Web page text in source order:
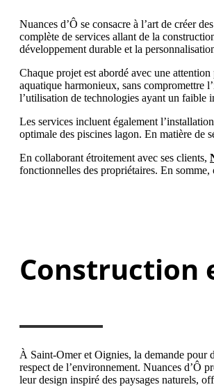
Nuances d’Ô se consacre à l’art de créer
complète de services allant de la
développement durable et la
Chaque projet est abordé avec une
aquatique harmonieux, sans compromettre
l’utilisation de technologies ayant un faible
Les services incluent également
optimale des piscines lagon. En matière de
En collaborant étroitement avec ses clients,
fonctionnelles des propriétaires. En
Construction
À Saint-Omer et Oignies, la demande pour
respect de l’environnement. Nuances d’Ô
leur design inspiré des paysages naturels,